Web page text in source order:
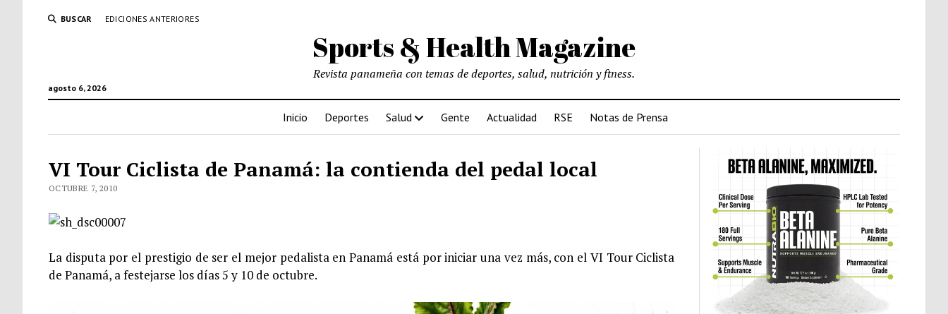
BUSCAR EDICIONES ANTERIORES
Sports & Health Magazine
agosto 6, 2026
Revista panameña con temas de deportes, salud, nutrición y ftness.
Inicio Deportes Salud Gente Actualidad RSE Notas de Prensa
VI Tour Ciclista de Panamá: la contienda del pedal local
OCTUBRE 7, 2010
La disputa por el prestigio de ser el mejor pedalista en Panamá está por iniciar una vez más, con el VI Tour Ciclista
de Panamá, a festejarse los días 5 y 10 de octubre.